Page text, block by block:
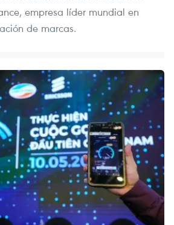
empresa líder mundial en
de marcas.